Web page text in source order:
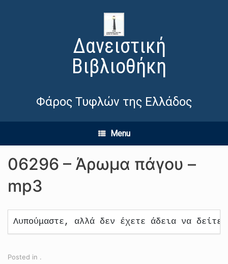
Δανειστική
Βιβλιοθήκη
Φάρος Τυφλών της Ελλάδος
Menu
06296 – Άρωμα πάγου –
mp3
Λυπούμαστε, αλλά δεν έχετε άδεια να δείτε
Posted in .